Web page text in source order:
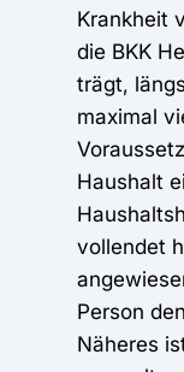
Krankheit
die BKK
trägt,
maximal
Haushalt
vollendet
Person
Näheres